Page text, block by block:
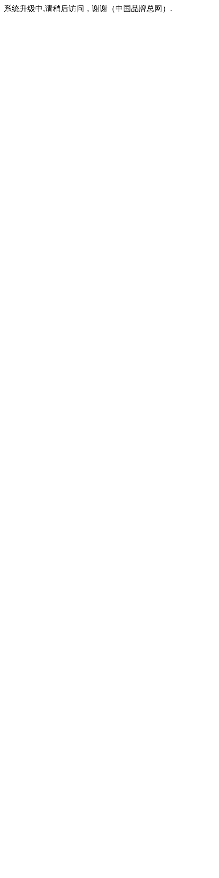
系统升级中,请稍后访问，谢谢（中国品牌总网）.